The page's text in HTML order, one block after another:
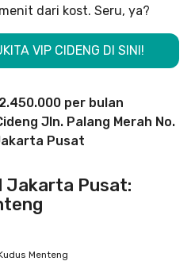
dari kost. Seru, ya?
VIP CIDENG DI SINI!
per bulan
Jln. Palang Merah No.
Pusat
Jakarta Pusat:
Menteng